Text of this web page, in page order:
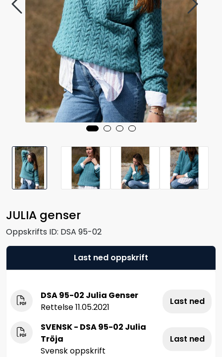
JULIA genser
Oppskrifts ID: DSA 95-02
Last ned oppskrift
DSA 95-02 Julia Genser
Rettelse 11.05.2021
Last ned
SVENSK - DSA 95-02 Julia
Tröja
Svensk oppskrift
Last ned